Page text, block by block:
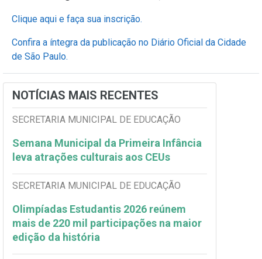
Clique aqui e faça sua inscrição.
Confira a íntegra da publicação no Diário Oficial da Cidade
de São Paulo.
NOTÍCIAS MAIS RECENTES
SECRETARIA MUNICIPAL DE EDUCAÇÃO
Semana Municipal da Primeira Infância
leva atrações culturais aos CEUs
SECRETARIA MUNICIPAL DE EDUCAÇÃO
Olimpíadas Estudantis 2026 reúnem
mais de 220 mil participações na maior
edição da história